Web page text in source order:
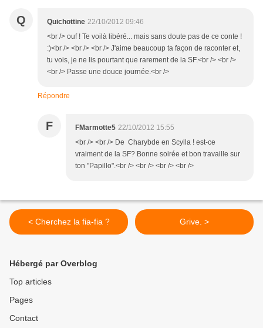
Q Quichottine 22/10/2012 09:46
<br /> ouf ! Te voilà libéré... mais sans doute pas de ce conte !
:)<br /> <br /> <br /> J'aime beaucoup ta façon de raconter et,
tu vois, je ne lis pourtant que rarement de la SF.<br /> <br />
<br /> Passe une douce journée.<br />
Répondre
F FMarmotte5 22/10/2012 15:55
<br /> <br /> De Charybde en Scylla ! est-ce
vraiment de la SF? Bonne soirée et bon travaille sur
ton "Papillo".<br /> <br /> <br /> <br />
< Cherchez la fia-fia ? Grive. >
Hébergé par Overblog
Top articles
Pages
Contact